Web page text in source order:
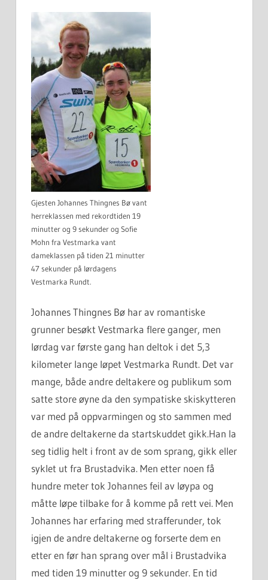
Gjesten Johannes Thingnes Bø vant
herreklassen med rekordtiden 19
minutter og 9 sekunder og Sofie
Mohn fra Vestmarka vant
dameklassen på tiden 21 minutter
47 sekunder på lørdagens
Vestmarka Rundt.
Johannes Thingnes Bø har av romantiske
grunner besøkt Vestmarka flere ganger, men
lørdag var første gang han deltok i det 5,3
kilometer lange løpet Vestmarka Rundt. Det var
mange, både andre deltakere og publikum som
satte store øyne da den sympatiske skiskytteren
var med på oppvarmingen og sto sammen med
de andre deltakerne da startskuddet gikk.Han la
seg tidlig helt i front av de som sprang, gikk eller
syklet ut fra Brustadvika. Men etter noen få
hundre meter tok Johannes feil av løypa og
måtte løpe tilbake for å komme på rett vei. Men
Johannes har erfaring med strafferunder, tok
igjen de andre deltakerne og forserte dem en
etter en før han sprang over mål i Brustadvika
med tiden 19 minutter og 9 sekunder. En tid